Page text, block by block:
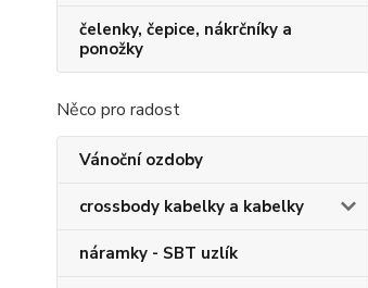
čelenky, čepice, nákrčníky a
ponožky
Něco pro radost
Vánoční ozdoby
crossbody kabelky a kabelky
náramky - SBT uzlík